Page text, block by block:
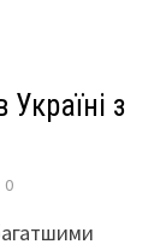
з
0